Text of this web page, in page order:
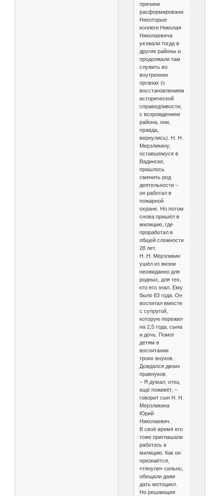
причине
расформирования.
Некоторые
коллеги Николая
Николаевича
уезжали тогда в
другие районы и
продолжали там
служить во
внутренних
органах (с
восстановлением
исторической
справедливости,
с возрождением
района, они,
правда,
вернулись). Н. Н.
Мерзликину,
оставшемуся в
Вадинске,
пришлось
сменить род
деятельности –
он работал в
пожарной
охране. Но потом
снова пришёл в
милицию, где
проработал в
общей сложности
28 лет.
Н. Н. Мерзликин
ушёл из жизни
неожиданно для
родных, для тех,
кто его знал. Ему
было 83 года. Он
воспитал вместе
с супругой,
которую пережил
на 2,5 года, сына
и дочь. Помог
детям в
воспитании
троих внуков.
Дождался двоих
правнуков.
– Я думал, отец
ещё поживёт, –
говорит сын Н. Н.
Мерзликина
Юрий
Николаевич.
В своё время его
тоже приглашали
работать в
милицию. Как он
признаётся,
«тянули» сильно,
обещали даже
дать мотоцикл.
Но решающее